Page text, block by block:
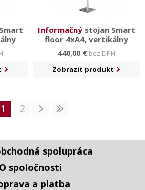
Informačnýstojan Smart
floor 4xA4, vertikálny
440,00 €bez DPH
Zobrazit produkt
1 2
spolupráca
O spoločnosti
a platba